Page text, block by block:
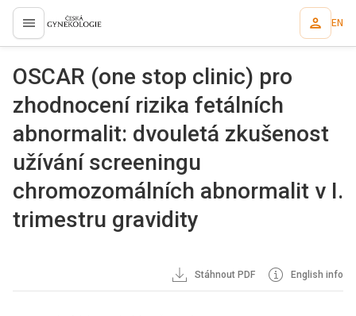
proLékaře.cz EN
OSCAR (one stop clinic) pro
zhodnocení rizika fetálních
abnormalit: dvouletá zkušenost
užívání screeningu
chromozomálních abnormalit v I.
trimestru gravidity
Stáhnout PDF English info